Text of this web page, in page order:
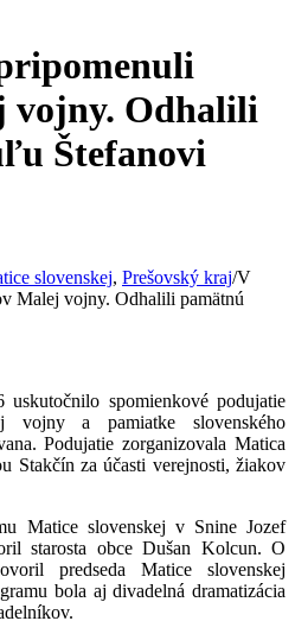
vojny. Odhalili
Štefanovi
slovenskej, Prešovský kraj/V
Malej vojny. Odhalili pamätnú
spomienkové podujatie
vojny a pamiatke slovenského
Podujatie zorganizovala Matica
Stakčín za účasti verejnosti, žiakov
Matice slovenskej v Snine Jozef
starosta obce Dušan Kolcun. O
predseda Matice slovenskej
bola aj divadelná dramatizácia